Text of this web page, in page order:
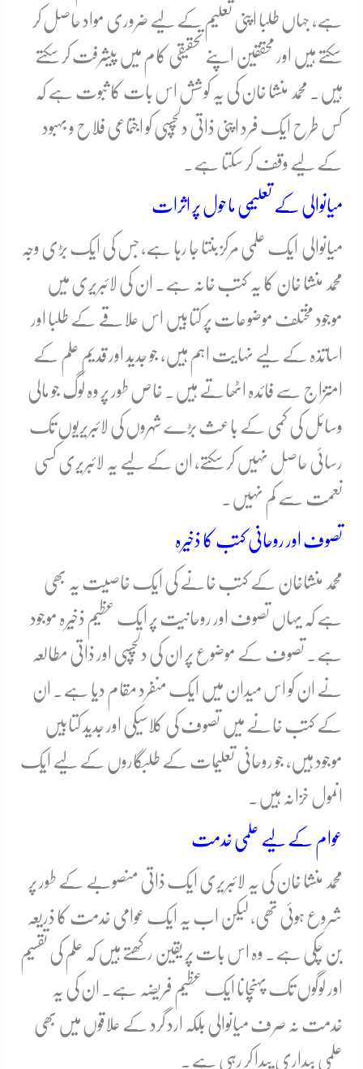
ہے، جہاں طلبا اپنی تعلیم کے لیے ضروری مواد حاصل کر
سکتے ہیں اور محققین اپنے تحقیقی کام میں پیشرفت کر سکتے
ہیں۔ محمد منشا خان کی یہ کوشش اس بات کا ثبوت ہے کہ
کس طرح ایک فرد اپنی ذاتی دلچسپی کو اجتماعی فلاح و بہبود
کے لیے وقف کر سکتا ہے۔
میانوالی کے تعلیمی ماحول پر اثرات
میانوالی ایک علمی مرکز بنتا جا رہا ہے، جس کی ایک بڑی وجہ
محمد منشا خان کا یہ کتب خانہ ہے۔ ان کی لائبریری میں
موجود مختلف موضوعات پر کتابیں اس علاقے کے طلبا اور
اساتذہ کے لیے نہایت اہم ہیں، جو جدید اور قدیم علم کے
امتزاج سے فائدہ اٹھاتے ہیں۔ خاص طور پر وہ لوگ جو مالی
وسائل کی کمی کے باعث بڑے شہروں کی لائبریریوں تک
رسائی حاصل نہیں کر سکتے، ان کے لیے یہ لائبریری کسی
نعمت سے کم نہیں۔
تصوف اور روحانی کتب کا ذخیرہ
محمد منشاخان کے کتب خانے کی ایک خاصیت یہ بھی
ہے کہ یہاں تصوف اور روحانیت پر ایک عظیم ذخیرہ موجود
ہے۔ تصوف کے موضوع پر ان کی دلچسپی اور ذاتی مطالعہ
نے ان کو اس میدان میں ایک منفرد مقام دیا ہے۔ ان
کے کتب خانے میں تصوف کی کلاسیکی اور جدید کتابیں
موجود ہیں، جو روحانی تعلیمات کے طلبگاروں کے لیے ایک
انمول خزانہ ہیں۔
عوام کے لیے علمی خدمت
محمد منشا خان کی یہ لائبریری ایک ذاتی منصوبے کے طور پر
شروع ہوئی تھی، لیکن اب یہ ایک عوامی خدمت کا ذریعہ
بن چکی ہے۔ وہ اس بات پر یقین رکھتے ہیں کہ علم کی تقسیم
اور لوگوں تک پہنچانا ایک عظیم فریضہ ہے۔ ان کی یہ
خدمت نہ صرف میانوالی بلکہ ارد گرد کے علاقوں میں بھی
علمی بیداری پیدا کر رہی ہے۔